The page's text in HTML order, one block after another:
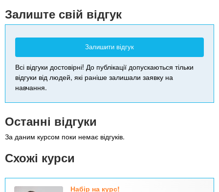
Залиште свій відгук
Залишити відгук
Всі відгуки достовірні! До публікації допускаються тільки
відгуки від людей, які раніше залишали заявку на
навчання.
Останні відгуки
За даним курсом поки немає відгуків.
Схожі курси
Набір на курс!